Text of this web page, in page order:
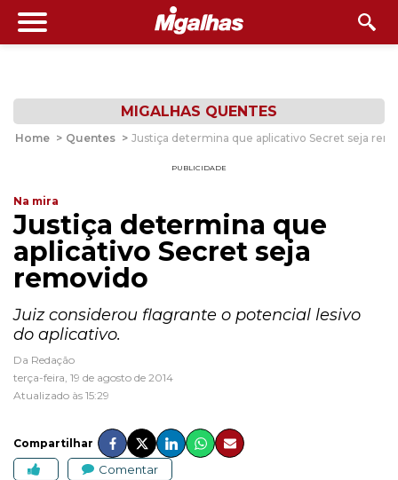
MIGALHAS QUENTES
Home > Quentes > Justiça determina que aplicativo Secret seja
PUBLICIDADE
Na mira
Justiça determina que
aplicativo Secret seja
removido
Juiz considerou flagrante o potencial lesivo
do aplicativo.
Da Redação
terça-feira, 19 de agosto de 2014
Atualizado às 15:29
Compartilhar
Comentar